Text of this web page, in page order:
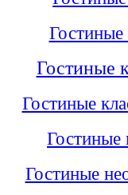
Гостиные
Гостиные
Гостиные
Гостиные
Гостиные